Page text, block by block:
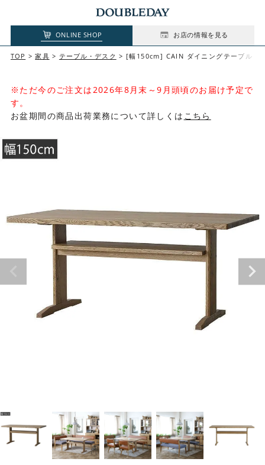
ONLINE SHOP お店の情報を見る
TOP 家具 テーブル・デスク [幅150cm] CAIN ダイニングテーブル
※ただ今のご注文は2026年8月末～9月頭頃のお届け予定で
す。
お盆期間の商品出荷業務について詳しくは こちら